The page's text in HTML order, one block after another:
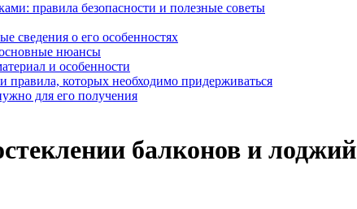
правила безопасности и полезные советы
сведения о его особенностях
нюансы
и особенности
правила, которых необходимо придерживаться
для его получения
балконов и лоджий